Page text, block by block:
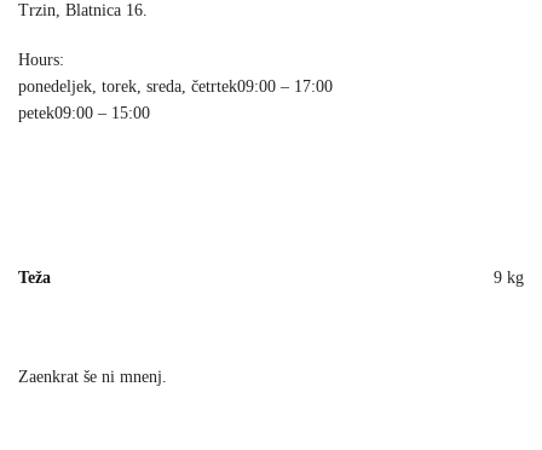
Trzin, Blatnica 16.
Hours:
ponedeljek, torek, sreda, četrtek09:00 – 17:00
petek09:00 – 15:00
Teža 9 kg
Zaenkrat še ni mnenj.